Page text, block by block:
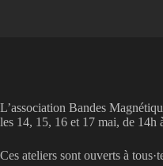
L’association Bandes
les 14, 15, 16 et 17 mai, de 14h
Ces ateliers sont ouverts à